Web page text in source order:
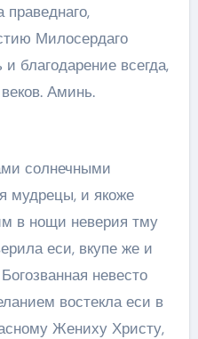
Милосердаго
благодарение всегда,
Аминь.
солнечными
мудрецы, и якоже
в нощи неверия тму
еси, вкупе же и
невесто
востекла еси в
Жениху Христу,